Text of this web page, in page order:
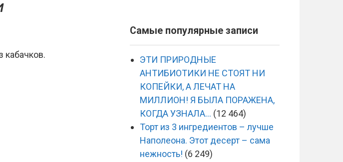
кабачков.
Самые популярные записи
ЭТИ ПРИРОДНЫЕ
АНТИБИОТИКИ НЕ СТОЯТ НИ
КОПЕЙКИ, А ЛЕЧАТ НА
МИЛЛИОН! Я БЫЛА ПОРАЖЕНА,
КОГДА УЗНАЛА… (12 464)
Торт из 3 ингредиентов – лучше
Наполеона. Этот десерт – сама
нежность! (6 249)